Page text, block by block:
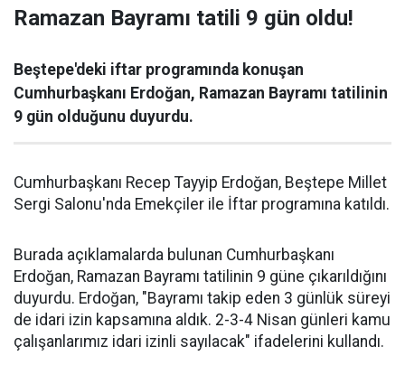
Ramazan Bayramı tatili 9 gün oldu!
Beştepe'deki iftar programında konuşan
Cumhurbaşkanı Erdoğan, Ramazan Bayramı tatilinin
9 gün olduğunu duyurdu.
Cumhurbaşkanı Recep Tayyip Erdoğan, Beştepe Millet
Sergi Salonu'nda Emekçiler ile İftar programına katıldı.
Burada açıklamalarda bulunan Cumhurbaşkanı
Erdoğan, Ramazan Bayramı tatilinin 9 güne çıkarıldığını
duyurdu. Erdoğan, "Bayramı takip eden 3 günlük süreyi
de idari izin kapsamına aldık. 2-3-4 Nisan günleri kamu
çalışanlarımız idari izinli sayılacak" ifadelerini kullandı.